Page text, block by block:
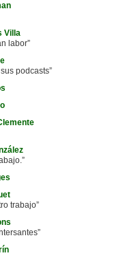
Villa
labor”
podcasts”
trabajo”